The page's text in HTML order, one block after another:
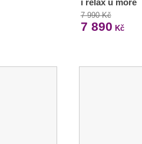
7 990 Kč
7 890 Kč